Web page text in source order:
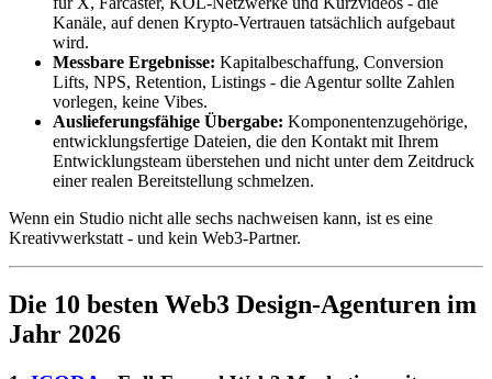
Kanäle, auf denen Krypto-Vertrauen tatsächlich aufgebaut
wird.
Messbare Ergebnisse: Kapitalbeschaffung, Conversion
Lifts, NPS, Retention, Listings - die Agentur sollte Zahlen
vorlegen, keine Vibes.
Auslieferungsfähige Übergabe: Komponentenzugehörige,
entwicklungsfertige Dateien, die den Kontakt mit Ihrem
Entwicklungsteam überstehen und nicht unter dem Zeitdruck
einer realen Bereitstellung schmelzen.
Wenn ein Studio nicht alle sechs nachweisen kann, ist es eine
Kreativwerkstatt - und kein Web3-Partner.
Die 10 besten Web3 Design-Agenturen im
Jahr 2026